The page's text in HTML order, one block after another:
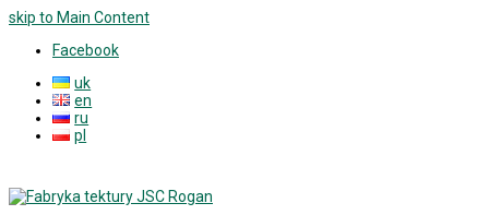
skip to Main Content
Facebook
uk
en
ru
pl